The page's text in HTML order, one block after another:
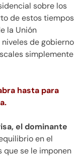
sobre los
de estos tiempos
la Unión
de gobierno
simplemente
hasta para
el dominante
en el
que se le imponen